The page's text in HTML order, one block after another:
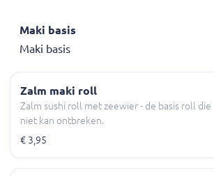
Maki basis
Maki basis
Zalm maki roll
Zalm sushi roll met zeewier - de basis roll die
niet kan ontbreken.
€ 3,95